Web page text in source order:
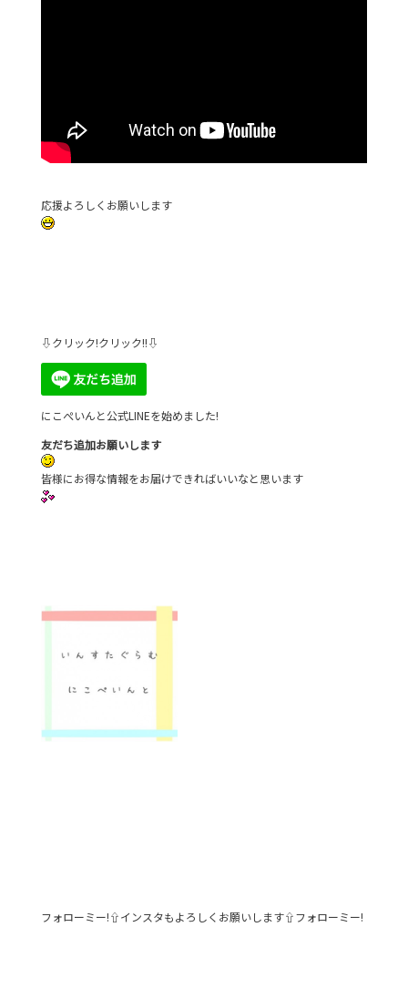
応援よろしくお願いします
⇩クリック!クリック!!⇩
にこぺいんと公式LINEを始めました!
友だち追加お願いします
皆様にお得な情報をお届けできればいいなと思います
フォローミー!⇧インスタもよろしくお願いします⇧フォローミー!